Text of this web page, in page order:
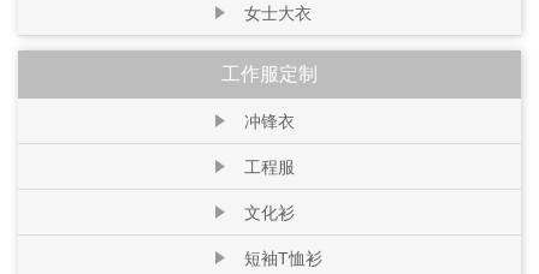
女士大衣
工作服定制
冲锋衣
工程服
文化衫
短袖T恤衫